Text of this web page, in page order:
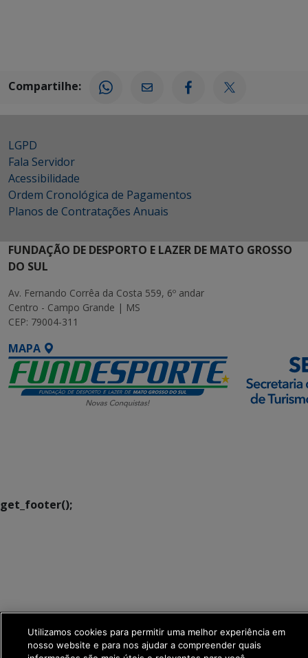
Compartilhe:
LGPD
Fala Servidor
Acessibilidade
Ordem Cronológica de Pagamentos
Planos de Contratações Anuais
FUNDAÇÃO DE DESPORTO E LAZER DE MATO GROSSO
DO SUL
Av. Fernando Corrêa da Costa 559, 6º andar
Centro - Campo Grande | MS
CEP: 79004-311
MAPA
get_footer();
Utilizamos cookies para permitir uma melhor experiência em
nosso website e para nos ajudar a compreender quais